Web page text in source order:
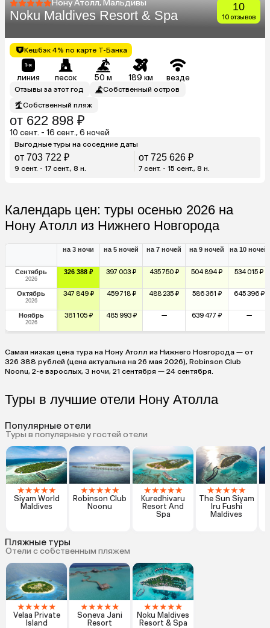
Нону Атолл, Мальдивы
Noku Maldives Resort & Spa
10
10 отзывов
Кешбэк 4% по карте Т-Банка
линия песок 50 м 189 км везде
Отзывы за этот год
Собственный остров
Собственный пляж
от 622 898 ₽
10 сент. - 16 сент., 6 ночей
Выгодные туры на соседние даты
от 703 722 ₽
9 сент. - 17 сент., 8 н.
от 725 626 ₽
7 сент. - 15 сент., 8 н.
Календарь цен: туры осенью 2026 на
Нону Атолл из Нижнего Новгорода
на 3 ночи на 5 ночей на 7 ночей на 9 ночей на 10 ночей
Сентябрь
2026
326 388 ₽ 397 003 ₽ 435 750 ₽ 504 894 ₽ 534 015 ₽
Октябрь
2026
347 849 ₽ 459 718 ₽ 488 235 ₽ 586 361 ₽ 645 396 ₽
Ноябрь
2026
381 105 ₽ 485 993 ₽ — 639 477 ₽ —
Самая низкая цена тура на Нону Атолл из Нижнего Новгорода — от
326 388 рублей (цена актуальна на 26 мая 2026), Robinson Club
Noonu, 2-е взрослых, 3 ночи, 21 сентября — 24 сентября.
Туры в лучшие отели Нону Атолла
Популярные отели
Туры в популярные у гостей отели
★★★★★
Siyam World
Maldives
★★★★★
Robinson Club
Noonu
★★★★★
Kuredhivaru
Resort And
Spa
★★★★★
The Sun Siyam
Iru Fushi
Maldives
Пляжные туры
Отели с собственным пляжем
★★★★★
Velaa Private
Island
★★★★★
Soneva Jani
Resort
★★★★★
Noku Maldives
Resort & Spa